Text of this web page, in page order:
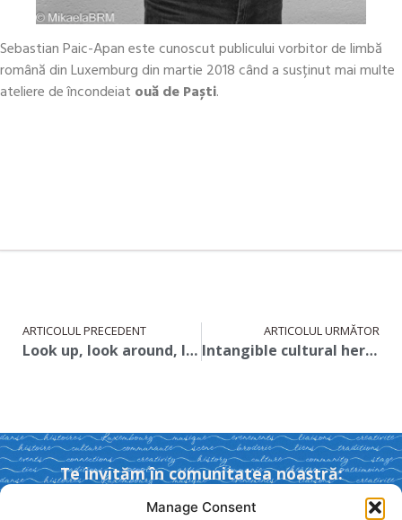
Manage Consent
Sebastian Paic-Apan este cunoscut publicului vorbitor de limbă
română din Luxemburg din martie 2018 când a susținut mai multe
ateliere de încondeiat ouă de Paști.
ARTICOLUL PRECEDENT
Look up, look around, look again!
ARTICOLUL URMĂTOR
Intangible cultural heritage across borders – Sibiu
Te invităm în comunitatea noastră: